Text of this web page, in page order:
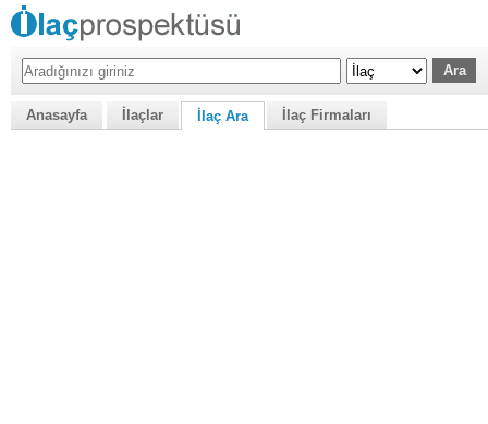
Anasayfa İlaçlar İlaç Ara İlaç Firmaları